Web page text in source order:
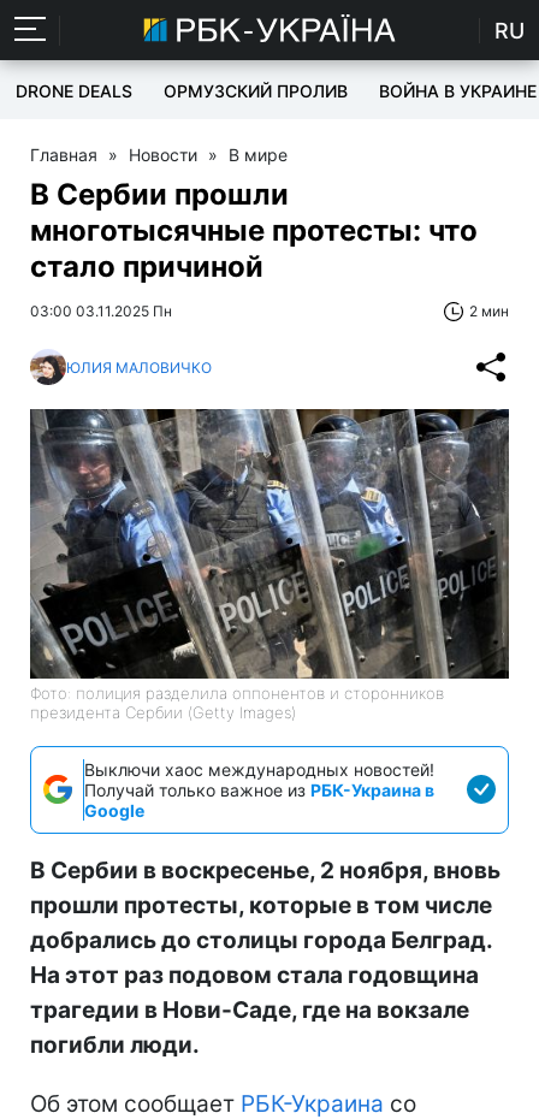
RU
DRONE DEALS ОРМУЗСКИЙ ПРОЛИВ ВОЙНА В УКРАИНЕ
Главная » Новости » В мире
В Сербии прошли
многотысячные протесты: что
стало причиной
03:00 03.11.2025 Пн 2 мин
ЮЛИЯ МАЛОВИЧКО
Фото: полиция разделила оппонентов и сторонников
президента Сербии (Getty Images)
Выключи хаос международных новостей!
Получай только важное из РБК-Украина в
Google
В Сербии в воскресенье, 2 ноября, вновь
прошли протесты, которые в том числе
добрались до столицы города Белград.
На этот раз подовом стала годовщина
трагедии в Нови-Саде, где на вокзале
погибли люди.
Об этом сообщает РБК-Украина со